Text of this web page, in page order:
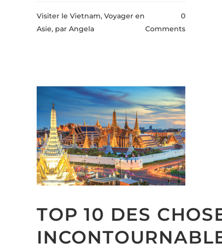
Visiter le Vietnam, Voyager en
Asie, par Angela
0
Comments
TOP 10 DES